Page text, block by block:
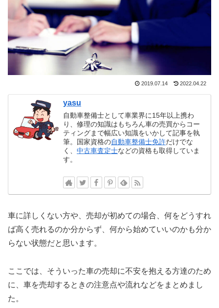
2019.07.14 2022.04.22
yasu
自動車整備士として車業界に15年以上携わ
り、修理の知識はもちろん車の売買からコー
ティングまで幅広い知識をいかして記事を執
筆。国家資格の自動車整備士免許だけでな
く、中古車査定士などの資格も取得していま
す。
車に詳しくない方や、売却が初めての場合、何をどうすれ
ば高く売れるのか分からず、何から始めていいのかも分か
らない状態だと思います。
ここでは、そういった車の売却に不安を抱える方達のため
に、車を売却するときの注意点や流れなどをまとめまし
た。